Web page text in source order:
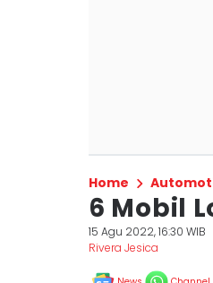
Home
6 Mobil
15 Agu 2022, 16:30 WIB
Rivera Jesica